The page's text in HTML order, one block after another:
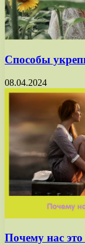
Способы
08.04.2024
Почему нас